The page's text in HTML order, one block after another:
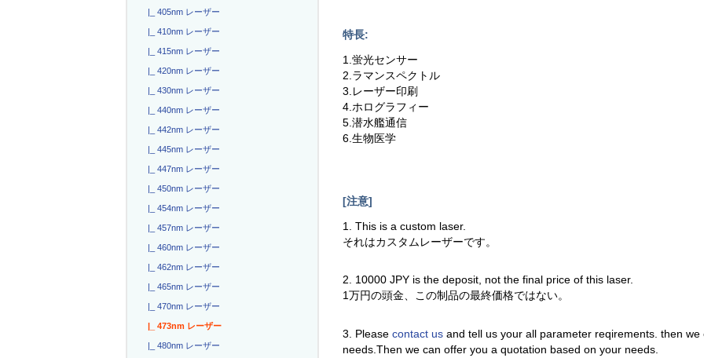
|_ 405nm レーザー
|_ 410nm レーザー
|_ 415nm レーザー
|_ 420nm レーザー
|_ 430nm レーザー
|_ 440nm レーザー
|_ 442nm レーザー
|_ 445nm レーザー
|_ 447nm レーザー
|_ 450nm レーザー
|_ 454nm レーザー
|_ 457nm レーザー
|_ 460nm レーザー
|_ 462nm レーザー
|_ 465nm レーザー
|_ 470nm レーザー
|_ 473nm レーザー
|_ 480nm レーザー
特長:
1.蛍光センサー
2.ラマンスペクトル
3.レーザー印刷
4.ホログラフィー
5.潜水艦通信
6.生物医学
[注意]
1. This is a custom laser.
それはカスタムレーザーです。
2. 10000 JPY is the deposit, not the final price of this laser.
1万円の頭金、この制品の最終価格ではない。
3. Pleasecontact usand tell us your all parameter reqirements. then
needs.Then we can offer you a quotation based on your needs.